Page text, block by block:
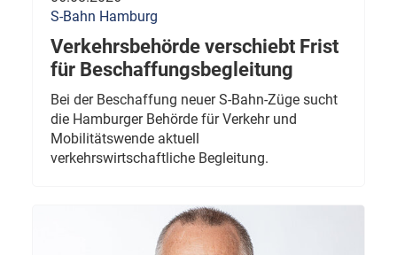
S-Bahn Hamburg
Verkehrsbehörde verschiebt Frist
für Beschaffungsbegleitung
Bei der Beschaffung neuer S-Bahn-Züge sucht
die Hamburger Behörde für Verkehr und
Mobilitätswende aktuell
verkehrswirtschaftliche Begleitung.